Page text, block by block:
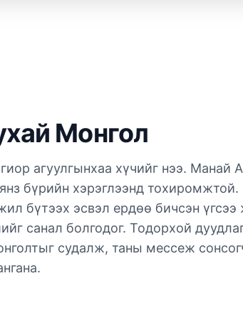
Монгол
агуулгынхаа хүчийг нээ. Манай
бүрийн хэрэглээнд
бүтээх эсвэл ердөө бичсэн үгсээ
санал болгодог. Тодорхой
судалж, таны мессеж